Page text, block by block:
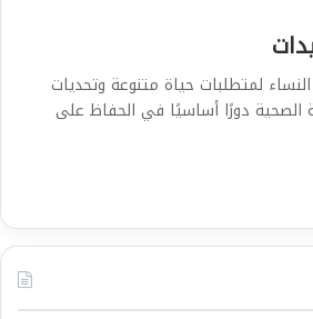
لمتطلبات حياة متنوعة وتحديات
الصحية دورًا أساسيًا في الحفاظ على